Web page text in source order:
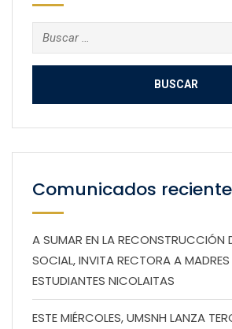
Buscar:
Comunicados
A SUMAR EN LA RECONSTRUCCIÓN
SOCIAL, INVITA RECTORA A MADRES
ESTUDIANTES NICOLAITAS
ESTE MIÉRCOLES, UMSNH LANZA